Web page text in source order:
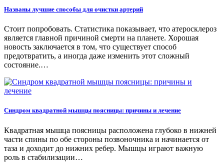
Названы лучшие способы для очистки артерий
Стоит попробовать. Статистика показывает, что атеросклероз
является главной причиной смерти на планете. Хорошая
новость заключается в том, что существует способ
предотвратить, а иногда даже изменить этот сложный
состояние.…
Синдром квадратной мышцы поясницы: причины и лечение
Квадратная мышца поясницы расположена глубоко в нижней
части спины по обе стороны позвоночника и начинается от
таза и доходит до нижних ребер. Мышцы играют важную
роль в стабилизации…